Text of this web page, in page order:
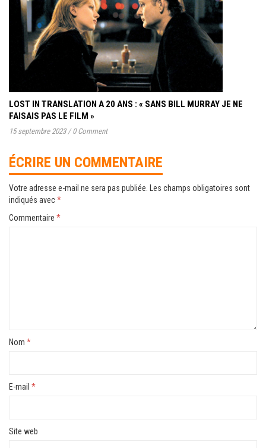
LOST IN TRANSLATION A 20 ANS : « SANS BILL MURRAY JE NE
FAISAIS PAS LE FILM »
15 septembre 2023 / 0 Comment
ÉCRIRE UN COMMENTAIRE
Votre adresse e-mail ne sera pas publiée. Les champs obligatoires sont
indiqués avec*
Commentaire *
Nom *
E-mail *
Site web